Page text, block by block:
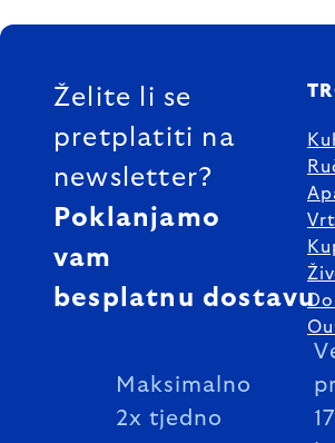
FOOTER
Želite li se
pretplatiti na
newsletter?
Poklanjamo
vam
besplatnu dostavu
Maksimalno
2x tjedno
Vrt